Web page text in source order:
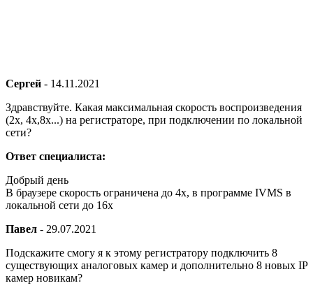
Сергей - 14.11.2021
Здравствуйте. Какая максимальная скорость воспроизведения
(2х, 4х,8х...) на регистраторе, при подключении по локальной
сети?
Ответ специалиста:
Добрый день
В браузере скорость ограничена до 4x, в программе IVMS в
локальной сети до 16x
Павел - 29.07.2021
Подскажите смогу я к этому регистратору подключить 8
существующих аналоговых камер и дополнительно 8 новых IP
камер новикам?